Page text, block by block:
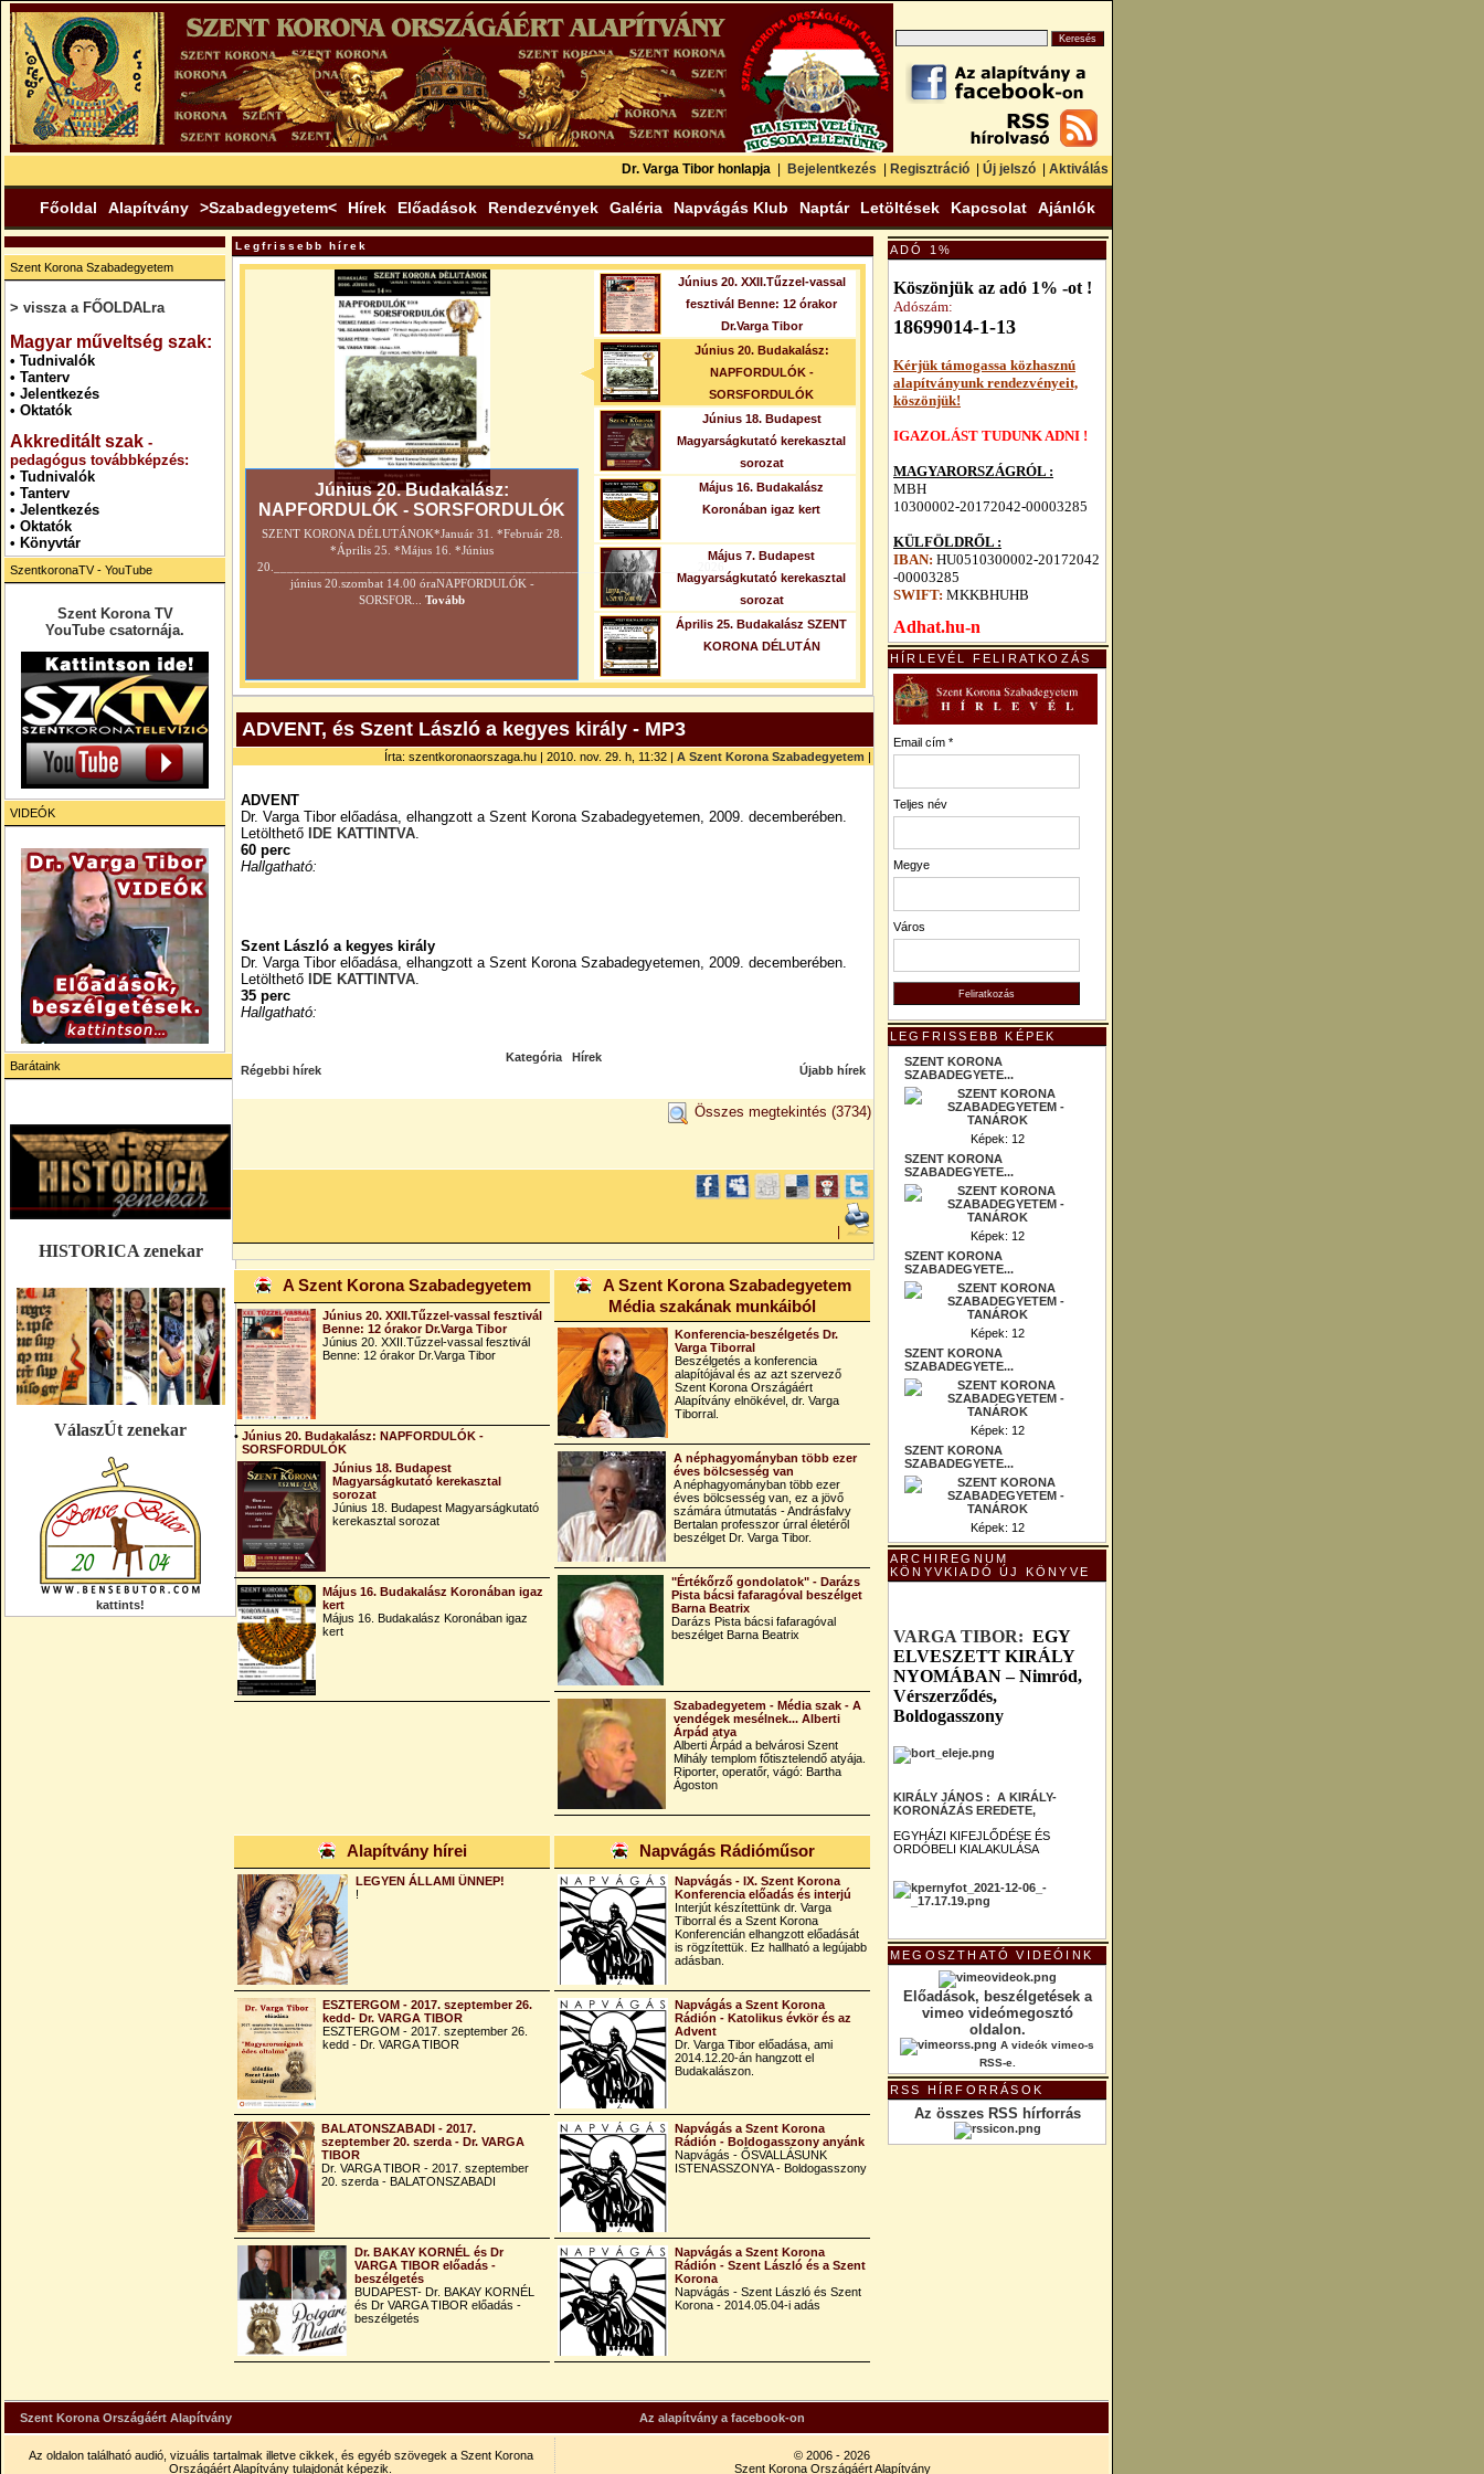
Dr. Varga Tibor honlapja Bejelentkezés Regisztráció Új jelszó Aktiválás
Főoldal Alapítvány >Szabadegyetem< Hírek Előadások Rendezvények Galéria Napvágás Klub Naptár Letöltések Kapcsolat Ajánlók
Szent Korona Szabadegyetem
> vissza a FŐOLDALra
Magyar műveltség szak:
• Tudnivalók
• Tanterv
• Jelentkezés
• Oktatók
Akkreditált szak -
pedagógus továbbképzés:
• Tudnivalók
• Tanterv
• Jelentkezés
• Oktatók
• Könyvtár
SzentkoronaTV - YouTube
Szent Korona TV
YouTube csatornája.
VIDEÓK
Barátaink
HISTORICA zenekar
VálaszÚt zenekar
kattints!
Legfrissebb hírek
Június 20. XXII.Tűzzel-vassal
fesztivál Benne: 12 órakor
Dr.Varga Tibor
Június 20. Budakalász:
NAPFORDULÓK -
SORSFORDULÓK
Június 18. Budapest
Magyarságkutató kerekasztal
sorozat
Május 16. Budakalász
Koronában igaz kert
Május 7. Budapest
Magyarságkutató kerekasztal
sorozat
Április 25. Budakalász SZENT
KORONA DÉLUTÁN
Június 20. Budakalász:
NAPFORDULÓK - SORSFORDULÓK
SZENT KORONA DÉLUTÁNOK*Január 31. *Február 28.
*Április 25. *Május 16. *Június
20.________________________________________________________________2026.
június 20.szombat 14.00 óraNAPFORDULÓK -
SORSFOR...
Tovább
ADVENT, és Szent László a kegyes király - MP3
Írta: szentkoronaorszaga.hu | 2010. nov. 29. h, 11:32 | A Szent Korona Szabadegyetem |
ADVENT
Dr. Varga Tibor előadása, elhangzott a Szent Korona Szabadegyetemen, 2009. decemberében.
Letölthető
IDE KATTINTVA.
60 perc
Hallgatható:
Szent László a kegyes király
Dr. Varga Tibor előadása, elhangzott a Szent Korona Szabadegyetemen, 2009. decemberében.
Letölthető
IDE KATTINTVA.
35 perc
Hallgatható:
Kategória
Hírek
Régebbi hírek
Újabb hírek
Összes megtekintés (3734)
A Szent Korona Szabadegyetem
Június 20. XXII.Tűzzel-vassal fesztivál
Benne: 12 órakor Dr.Varga Tibor
Június 20. XXII.Tűzzel-vassal fesztivál
Benne: 12 órakor Dr.Varga Tibor
• Június 20. Budakalász: NAPFORDULÓK -
SORSFORDULÓK
Június 18. Budapest
Magyarságkutató kerekasztal
sorozat
Június 18. Budapest Magyarságkutató
kerekasztal sorozat
Május 16. Budakalász Koronában igaz
kert
Május 16. Budakalász Koronában igaz
kert
A Szent Korona Szabadegyetem
Média szakának munkáiból
Konferencia-beszélgetés Dr.
Varga Tiborral
Beszélgetés a konferencia
alapítójával és az azt szervező
Szent Korona Országáért
Alapítvány elnökével, dr. Varga
Tiborral.
A néphagyományban több ezer
éves bölcsesség van
A néphagyományban több ezer
éves bölcsesség van, ez a jövő
számára útmutatás - Andrásfalvy
Bertalan professzor úrral életéről
beszélget Dr. Varga Tibor.
"Értékőrző gondolatok" - Darázs
Pista bácsi fafaragóval beszélget
Barna Beatrix
Darázs Pista bácsi fafaragóval
beszélget Barna Beatrix
Szabadegyetem - Média szak - A
vendégek mesélnek... Alberti
Árpád atya
Alberti Árpád a belvárosi Szent
Mihály templom főtisztelendő atyája.
Riporter, operatőr, vágó: Bartha
Ágoston
Alapítvány hírei
LEGYEN ÁLLAMI ÜNNEP!
!
ESZTERGOM - 2017. szeptember 26.
kedd- Dr. VARGA TIBOR
ESZTERGOM - 2017. szeptember 26.
kedd - Dr. VARGA TIBOR
BALATONSZABADI - 2017.
szeptember 20. szerda - Dr. VARGA
TIBOR
Dr. VARGA TIBOR - 2017. szeptember
20. szerda - BALATONSZABADI
Dr. BAKAY KORNÉL és Dr
VARGA TIBOR előadás -
beszélgetés
BUDAPEST- Dr. BAKAY KORNÉL
és Dr VARGA TIBOR előadás -
beszélgetés
Napvágás Rádióműsor
Napvágás - IX. Szent Korona
Konferencia előadás és interjú
Interjút készítettünk dr. Varga
Tiborral és a Szent Korona
Konferencián elhangzott előadását
is rögzítettük. Ez hallható a legújabb
adásban.
Napvágás a Szent Korona
Rádión - Katolikus évkör és az
Advent
Dr. Varga Tibor előadása, ami
2014.12.20-án hangzott el
Budakalászon.
Napvágás a Szent Korona
Rádión - Boldogasszony anyánk
Napvágás - ŐSVALLÁSUNK
ISTENASSZONYA - Boldogasszony
Napvágás a Szent Korona
Rádión - Szent László és a Szent
Korona
Napvágás - Szent László és Szent
Korona - 2014.05.04-i adás
ADÓ 1%
Köszönjük az adó 1% -ot !
Adószám:
18699014-1-13
Kérjük támogassa közhasznú
alapítványunkrendezvényeit,
köszönjük!
IGAZOLÁST TUDUNK ADNI !
MAGYARORSZÁGRÓL :
MBH
10300002-20172042-00003285
KÜLFÖLDRŐL :
IBAN: HU0510300002-20172042
-00003285
SWIFT: MKKBHUHB
Adhat.hu-n
HÍRLEVÉL FELIRATKOZÁS
Email cím *
Teljes név
Megye
Város
LEGFRISSEBB KÉPEK
SZENT KORONA
SZABADEGYETE...
Képek: 12
SZENT KORONA
SZABADEGYETE...
Képek: 12
SZENT KORONA
SZABADEGYETE...
Képek: 12
SZENT KORONA
SZABADEGYETE...
Képek: 12
SZENT KORONA
SZABADEGYETE...
Képek: 12
ARCHIREGNUM
KÖNYVKIADÓ ÚJ KÖNYVE
VARGA TIBOR: EGY
ELVESZETT KIRÁLY
NYOMÁBAN – Nimród,
Vérszerződés,
Boldogasszony
KIRÁLY JÁNOS : A KIRÁLY-
KORONÁZÁS EREDETE,
EGYHÁZI KIFEJLŐDÉSE ÉS
ORDÓBELI KIALAKULÁSA
MEGOSZTHATÓ VIDEÓINK
Előadások, beszélgetések a
vimeo videómegosztó
oldalon.
A videók vimeo-s
RSS-e.
RSS HÍRFORRÁSOK
Az összes RSS hírforrás
Szent Korona Országáért Alapítvány Az alapítvány a facebook-on
Az oldalon található audió, vizuális tartalmak illetve cikkek, és egyéb szövegek a Szent Korona
Országáért Alapítvány tulajdonát képezik.
© 2006 - 2026
Szent Korona Országáért Alapítvány